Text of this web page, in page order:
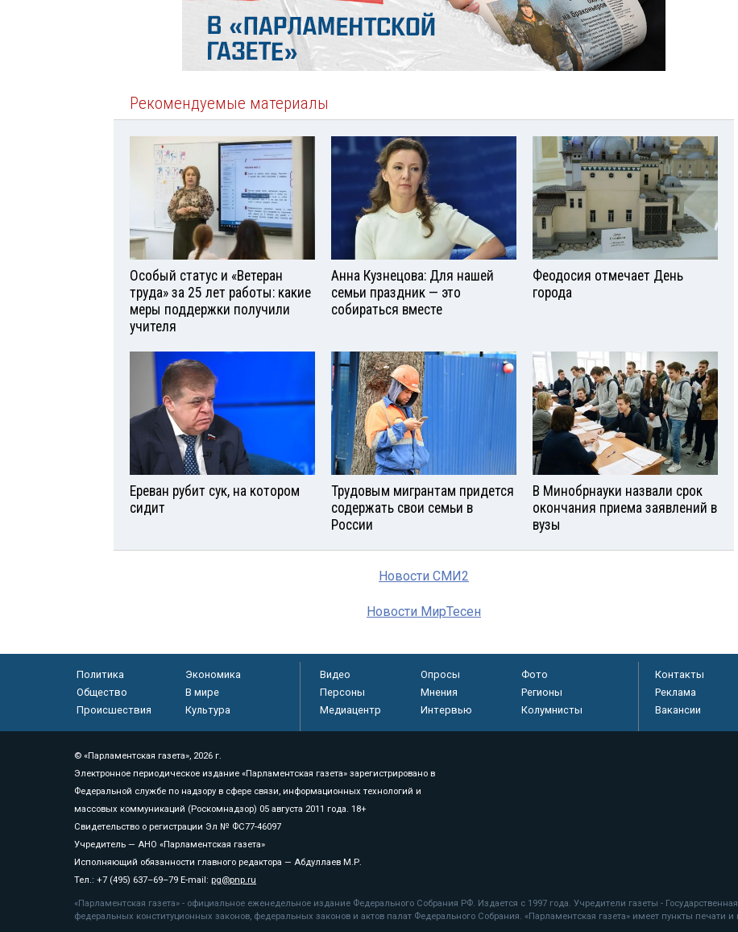
Рекомендуемые материалы
Особый статус и «Ветеран
труда» за 25 лет работы: какие
меры поддержки получили
учителя
Анна Кузнецова: Для нашей
семьи праздник — это
собираться вместе
Феодосия отмечает День
города
Ереван рубит сук, на котором
сидит
Трудовым мигрантам придется
содержать свои семьи в
России
В Минобрнауки назвали срок
окончания приема заявлений в
вузы
Новости СМИ2
Новости МирТесен
Политика
Экономика
Общество
В мире
Происшествия
Культура
Видео Опросы
Фото
Персоны
Мнения
Регионы
Медиацентр
Интервью Колумнисты
Контакты
Реклама
Вакансии
© «Парламентская газета», 2026 г.
Электронное периодическое издание «Парламентская газета» зарегистрировано в
Федеральной службе по надзору в сфере связи, информационных технологий и
массовых коммуникаций (Роскомнадзор) 05 августа 2011 года. 18+
Свидетельство о регистрации Эл № ФС77-46097
Учредитель — АНО «Парламентская газета»
Исполняющий обязанности главного редактора — Абдуллаев М.Р.
Тел.: +7 (495) 637–69–79 E-mail: pg@pnp.ru
«Парламентская газета» - официальное еженедельное издание Федерального Собрания РФ. Издается с 1997 года. Учредители газеты -
федеральных конституционных законов, федеральных законов и актов палат Федерального Собрания. «Парламентская газета» имеет пункты печати и